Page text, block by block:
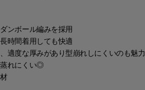
ンボール編みを採用
時間着用しても快適
適度な厚みがあり型崩れしにくいのも魅力
蒸れにくい◎